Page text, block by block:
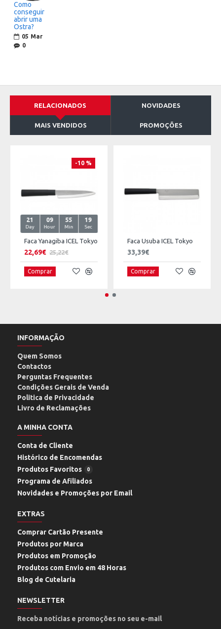
Como
conseguir
abrir uma
Ostra?
05 Mar
0
RELACIONADOS NOVIDADES
MAIS VENDIDOS PROMOÇÕES
-10 %
21
Day
09
Hour
55
Min
18
Sec
Faca Yanagiba ICEL Tokyo
22,69€ 25,22€
Comprar
Faca Usuba ICEL Tokyo
33,39€
Comprar
INFORMAÇÃO
Quem Somos
Contactos
Perguntas Frequentes
Condições Gerais de Venda
Politica de Privacidade
Livro de Reclamações
A MINHA CONTA
Conta de Cliente
Histórico de Encomendas
Produtos Favoritos
0
Programa de Afiliados
Novidades e Promoções por Email
EXTRAS
Comprar Cartão Presente
Produtos por Marca
Produtos em Promoção
Produtos com Envio em 48 Horas
Blog de Cutelaria
NEWSLETTER
Receba notícias e promoções no seu e-mail